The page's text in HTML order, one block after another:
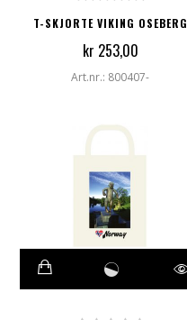
T-SKJORTE VIKING OSEBERG
kr 253,00
Art.nr.: 800407-